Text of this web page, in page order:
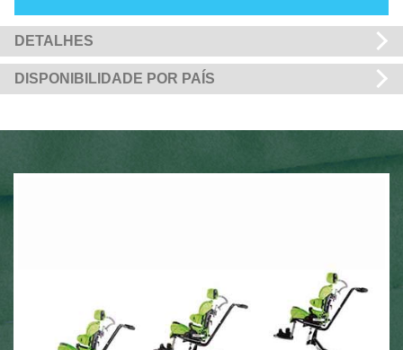
DETALHES
DISPONIBILIDADE POR PAÍS